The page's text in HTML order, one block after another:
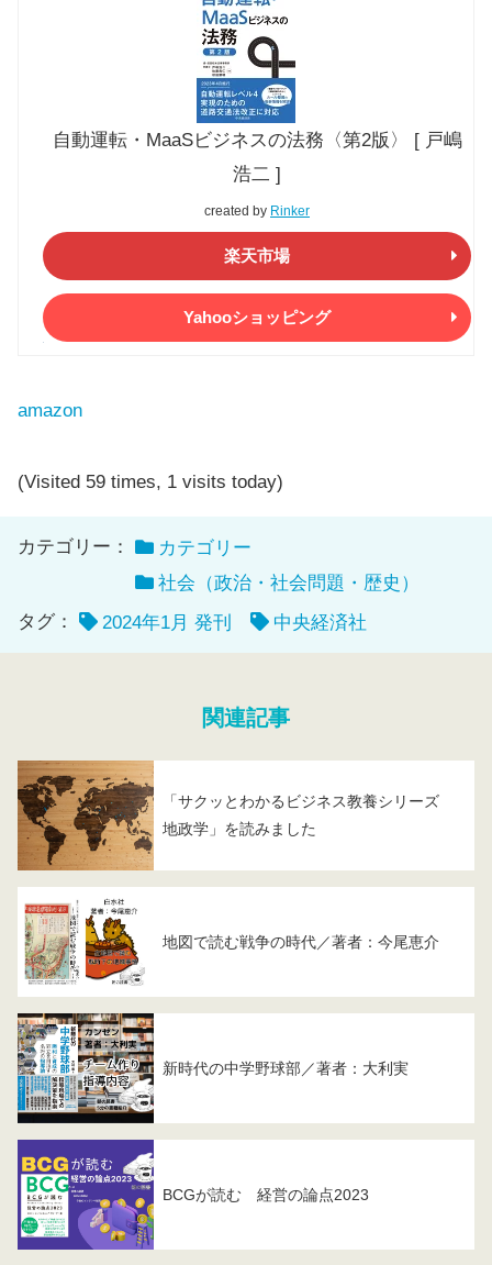
自動運転・MaaSビジネスの法務〈第2版〉 [ 戸嶋
浩二 ]
created by Rinker
楽天市場
Yahooショッピング
amazon
(Visited 59 times, 1 visits today)
カテゴリー：
カテゴリー
社会（政治・社会問題・歴史）
タグ：
2024年1月 発刊 中央経済社
関連記事
「サクッとわかるビジネス教養シリーズ
地政学」を読みました
地図で読む戦争の時代／著者：今尾恵介
新時代の中学野球部／著者：大利実
BCGが読む 経営の論点2023